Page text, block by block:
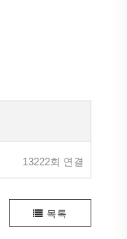
13222회 연결
목록